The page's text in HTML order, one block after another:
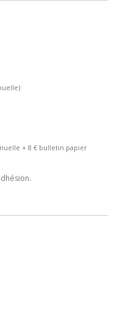
+ 8 € bulletin papier